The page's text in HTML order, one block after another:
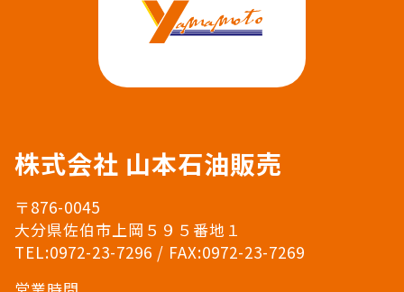
株式会社 山本石油販売
〒876-0045
大分県佐伯市上岡５９５番地１
TEL:0972-23-7296 / FAX:0972-23-7269